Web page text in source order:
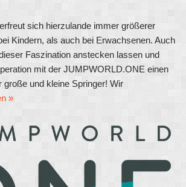
sich hier­zu­lan­de immer größerer
Kindern, als auch bei Erwachsenen. Auch
Faszination anstecken lassen und
mit der JUMPWORLD.ONE einen
große und kleine Springer! Wir
»